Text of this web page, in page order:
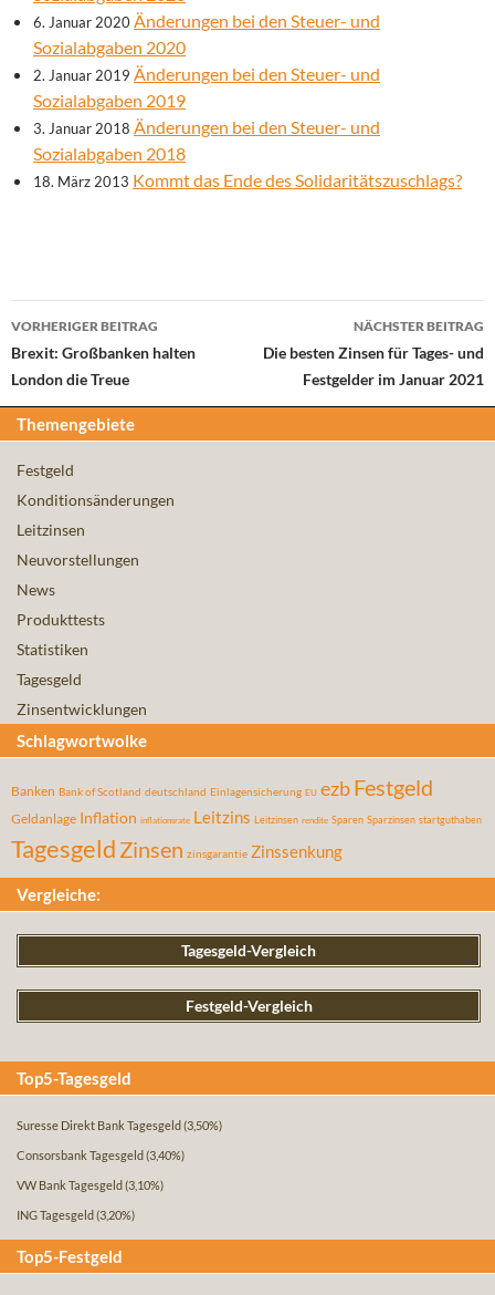
6. Januar 2020Änderungen bei den Steuer- und
Sozialabgaben 2020
2. Januar 2019 Änderungen bei den Steuer- und
Sozialabgaben 2019
3. Januar 2018 Änderungen bei den Steuer- und
Sozialabgaben 2018
18. März 2013 Kommt das Ende des Solidaritätszuschlags?
Beitrags-
Navigation
VORHERIGER BEITRAG
Brexit: Großbanken halten
London die Treue
NÄCHSTER BEITRAG
Die besten Zinsen für Tages- und
Festgelder im Januar 2021
Themengebiete
Festgeld
Konditionsänderungen
Leitzinsen
Neuvorstellungen
News
Produkttests
Statistiken
Tagesgeld
Zinsentwicklungen
Schlagwortwolke
Banken Bank of Scotland deutschland Einlagensicherung EU ezbFestgeld
Geldanlage Inflation inflationsrate Leitzins Leitzinsen rendite Sparen Sparzinsen startguthaben
Tagesgeld Zinsen zinsgarantie Zinssenkung
Vergleiche:
Tagesgeld-Vergleich
Festgeld-Vergleich
Top5-Tagesgeld
Suresse Direkt Bank Tagesgeld (3,50%)
Consorsbank Tagesgeld (3,40%)
VW Bank Tagesgeld (3,10%)
ING Tagesgeld (3,20%)
Top5-Festgeld